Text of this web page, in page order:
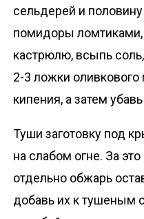
сельдерей и
помидоры
кастрюлю, всыпь
2-3 ложки
кипения, а затем
Туши заготовку под
на слабом огне. За
отдельно обжарь
добавь их к тушеным